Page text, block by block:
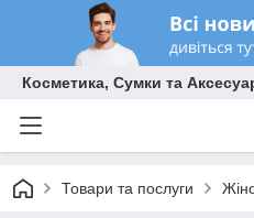
Косметика, Сумки та
Товари та послуги